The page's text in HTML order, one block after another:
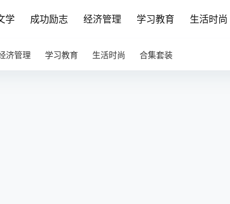
学 成功励志 经济管理 学习教育 生活时尚
济管理 学习教育 生活时尚 合集套装